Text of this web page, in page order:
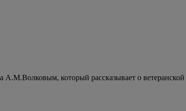
А.М.Волковым, который рассказывает о